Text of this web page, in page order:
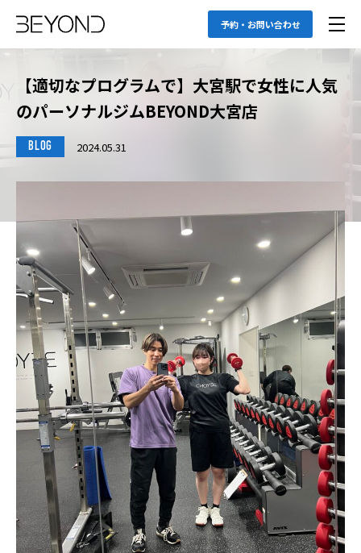
予約・お問い合わせ
【適切なプログラムで】大宮駅で女性に人気
のパーソナルジムBEYOND大宮店
BLOG 2024.05.31